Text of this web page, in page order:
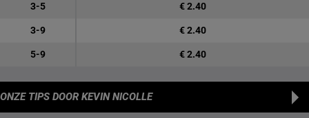
3-5 € 2.40
3-9 € 2.40
5-9 € 2.40
ONZE TIPS DOOR KEVIN NICOLLE